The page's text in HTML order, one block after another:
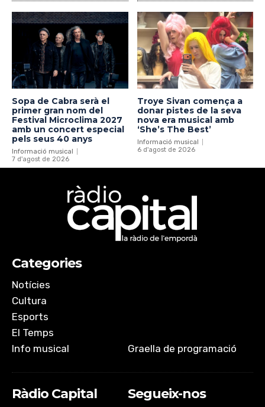
Sopa de Cabra serà el
primer gran nom del
Festival Microclima 2027
amb un concert especial
pels seus 40 anys
Informació musical
7 d'agost de 2026
Troye Sivan comença a
donar pistes de la seva
nova era musical amb
‘She’s The Best’
Informació musical
6 d'agost de 2026
Categories
Notícies
Cultura
Esports
El Temps
Info musical
Graella de programació
Ràdio Capital Segueix-nos